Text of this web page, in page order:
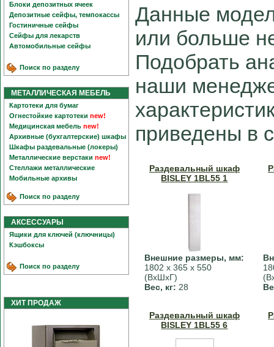
Блоки депозитных ячеек
Депозитные сейфы, темпокассы
Гостиничные сейфы
Сейфы для лекарств
Автомобильные сейфы
Поиск по разделу
МЕТАЛЛИЧЕСКАЯ МЕБЕЛЬ
Картотеки для бумаг
Огнестойкие картотеки new!
Медицинская мебель new!
Архивные (бухгалтерские) шкафы
Шкафы раздевальные (локеры)
Металлические верстаки new!
Стеллажи металлические
Мобильные архивы
Поиск по разделу
АКСЕССУАРЫ
Ящики для ключей (ключницы)
Кэшбоксы
Поиск по разделу
ХИТ ПРОДАЖ
Данные
или больше
Подобрать
наши
приведены в
Раздевальный шкаф
BISLEY 1BL55 1
Внешние размеры, мм:
1802 х 365 х 550
(ВхШхГ)
Вес, кг: 28
Раздевальный шкаф
BISLEY 1BL55 6